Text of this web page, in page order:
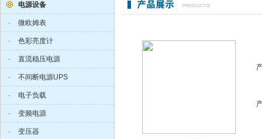
电源设备
· 微欧姆表
· 色彩亮度计
· 直流稳压电源
· 不间断电源UPS
· 电子负载
· 变频电源
· 变压器